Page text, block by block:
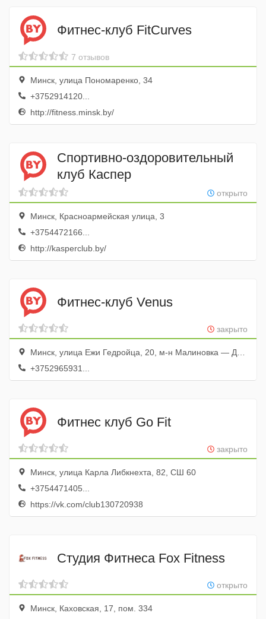
Фитнес-клуб FitCurves
7 отзывов
Минск, улица Пономаренко, 34
+3752914120...
http://fitness.minsk.by/
Спортивно-оздоровительный
клуб Каспер
открыто
Минск, Красноармейская улица, 3
+3754472166...
http://kasperclub.by/
Фитнес-клуб Venus
закрыто
Минск, улица Ежи Гедройца, 20, м-н Малиновка — Дружба, СШ № 9
+3752965931...
Фитнес клуб Go Fit
закрыто
Минск, улица Карла Либкнехта, 82, СШ 60
+3754471405...
https://vk.com/club130720938
Студия Фитнеса Fox Fitness
открыто
Минск, Каховская, 17, пом. 334